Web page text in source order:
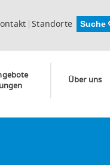
Standorte
Über uns